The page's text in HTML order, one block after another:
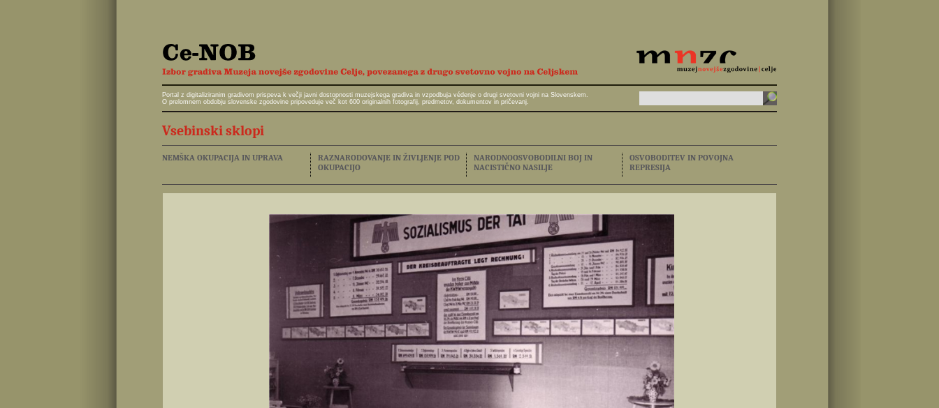
Portal z digitaliziranim gradivom prispeva k večji javni dostopnosti muzejskega gradiva in vzpodbuja védenje o drugi svetovni vojni na Slovenskem.
O prelomnem obdobju slovenske zgodovine pripoveduje več kot 600 originalnih fotografij, predmetov, dokumentov in pričevanj.
Vsebinski sklopi
NEMŠKA OKUPACIJA IN UPRAVA
RAZNARODOVANJE IN ŽIVLJENJE POD
OKUPACIJO
NARODNOOSVOBODILNI BOJ IN
NACISTIČNO NASILJE
OSVOBODITEV IN POVOJNA
REPRESIJA